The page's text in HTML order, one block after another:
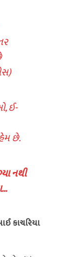
ઈ-
છે.
નથી
કાચરિયા